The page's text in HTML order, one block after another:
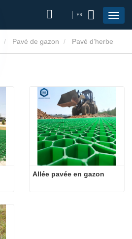
FR
Pavé de gazon
Allée pavée en gazon